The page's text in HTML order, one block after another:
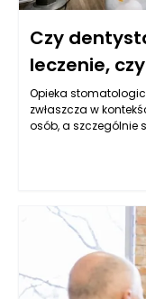
Czy
leczenie,
Opieka
zwłaszcza w
osób, a szczególnie
uzębieniem, czy też
starszych,
chorobom jamy
profilaktyka
odgrywa kluczową
podejście do ich